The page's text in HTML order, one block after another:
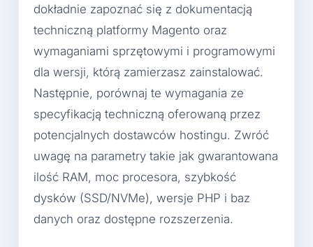
dokładnie zapoznać się z dokumentacją
techniczną platformy Magento oraz
wymaganiami sprzętowymi i programowymi
dla wersji, którą zamierzasz zainstalować.
Następnie, porównaj te wymagania ze
specyfikacją techniczną oferowaną przez
potencjalnych dostawców hostingu. Zwróć
uwagę na parametry takie jak gwarantowana
ilość RAM, moc procesora, szybkość
dysków (SSD/NVMe), wersje PHP i baz
danych oraz dostępne rozszerzenia.